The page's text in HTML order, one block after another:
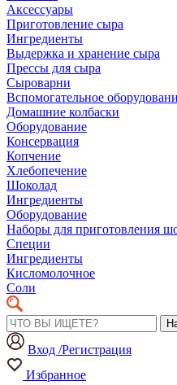
Аксессуары
Приготовление сыра
Ингредиенты
Выдержка и хранение сыра
Прессы для сыра
Сыроварни
Вспомогательное
Домашние колбаски
Оборудование
Консервация
Копчение
Хлебопечение
Шоколад
Ингредиенты
Оборудование
Наборы для приготовления
Специи
Ингредиенты
Кисломолочное
Соли
Вход /Регистрация
Избранное